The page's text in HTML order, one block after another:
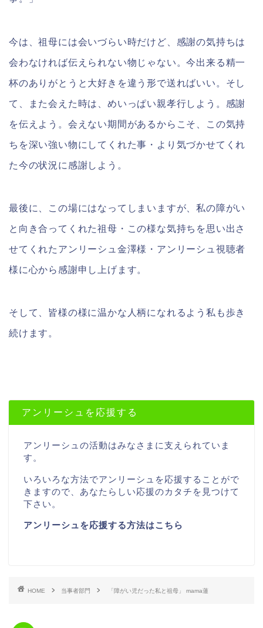
今は、祖母には会いづらい時だけど、感謝の気持ちは
会わなければ伝えられない物じゃない。今出来る精一
杯のありがとうと大好きを違う形で送ればいい。そし
て、また会えた時は、めいっぱい親孝行しよう。感謝
を伝えよう。会えない期間があるからこそ、この気持
ちを深い強い物にしてくれた事・より気づかせてくれ
た今の状況に感謝しよう。
最後に、この場にはなってしまいますが、私の障がい
と向き合ってくれた祖母・この様な気持ちを思い出さ
せてくれたアンリーシュ金澤様・アンリーシュ視聴者
様に心から感謝申し上げます。
そして、皆様の様に温かな人柄になれるよう私も歩き
続けます。
アンリーシュを応援する
アンリーシュの活動はみなさまに支えられていま
す。
いろいろな方法でアンリーシュを応援することがで
きますので、あなたらしい応援のカタチを見つけて
下さい。
アンリーシュを応援する方法はこちら
HOME 当事者部門 「障がい児だった私と祖母」 mama蓮